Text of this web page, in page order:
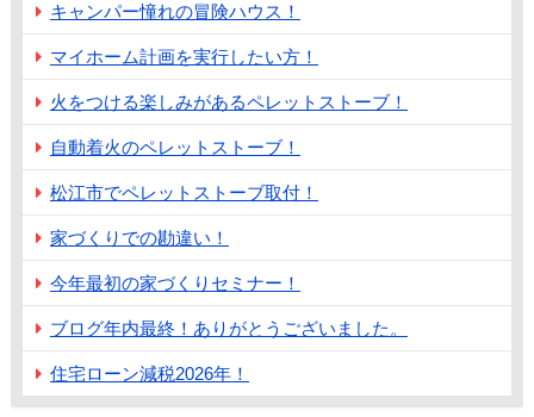
キャンパー憧れの冒険ハウス！
マイホーム計画を実行したい方！
火をつける楽しみがあるペレットストーブ！
自動着火のペレットストーブ！
松江市でペレットストーブ取付！
家づくりでの勘違い！
今年最初の家づくりセミナー！
ブログ年内最終！ありがとうございました。
住宅ローン減税2026年！